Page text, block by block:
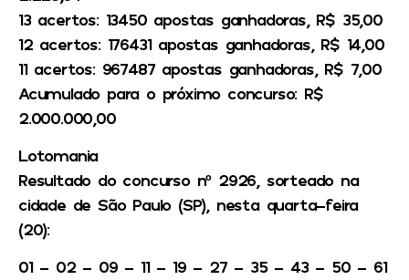
13 acertos: 13450 apostas ganhadoras, R$ 35,00
12 acertos: 176431 apostas ganhadoras, R$ 14,00
11 acertos: 967487 apostas ganhadoras, R$ 7,00
Acumulado para o próximo concurso: R$
2.000.000,00
Lotomania
Resultado do concurso nº 2926, sorteado na
cidade de São Paulo (SP), nesta quarta-feira
(20):
01 – 02 – 09 – 11 – 19 – 27 – 35 – 43 – 50 – 61